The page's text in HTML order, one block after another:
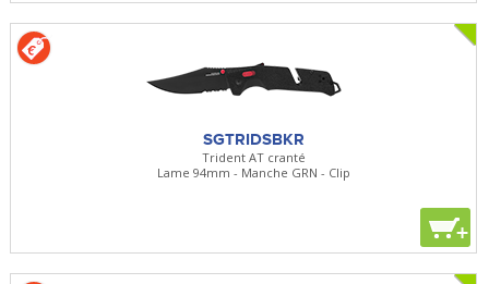
SGTRIDSBKR
Trident AT cranté
Lame 94mm - Manche GRN - Clip
+